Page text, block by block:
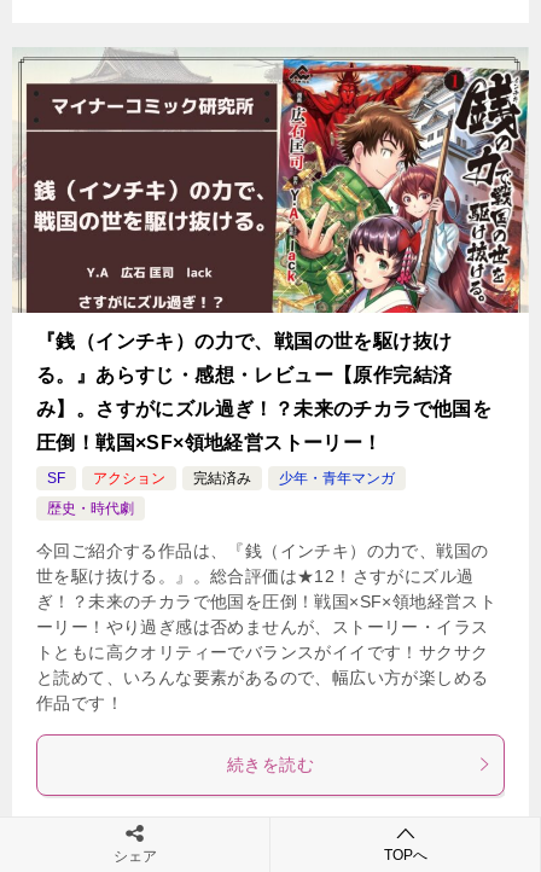
『銭（インチキ）の力で、戦国の世を駆け抜け
る。』あらすじ・感想・レビュー【原作完結済
み】。さすがにズル過ぎ！？未来のチカラで他国を
圧倒！戦国×SF×領地経営ストーリー！
SF アクション 完結済み
少年・青年マンガ
歴史・時代劇
今回ご紹介する作品は、『銭（インチキ）の力で、戦国の
世を駆け抜ける。』。総合評価は★12！さすがにズル過
ぎ！？未来のチカラで他国を圧倒！戦国×SF×領地経営スト
ーリー！やり過ぎ感は否めませんが、ストーリー・イラス
トともに高クオリティーでバランスがイイです！サクサク
と読めて、いろんな要素があるので、幅広い方が楽しめる
作品です！
続きを読む
Tweet
シェア TOPへ